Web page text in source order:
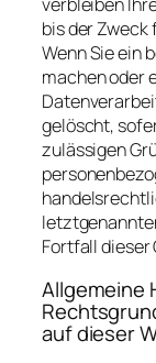
bis der
Wenn Sie ein
machen oder
gelöscht,
zulässigen
Fortfall dieser
Allgemeine
auf dieser